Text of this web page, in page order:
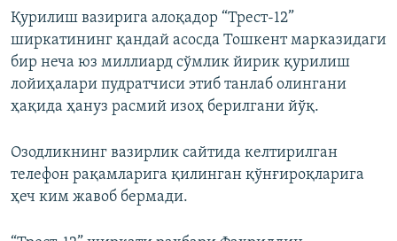
Қурилиш вазирига алоқадор “Трест-12”
ширкатининг қандай асосда Тошкент марказидаги
бир неча юз миллиард сўмлик йирик қурилиш
лойиҳалари пудратчиси этиб танлаб олингани
ҳақида ҳануз расмий изоҳ берилгани йўқ.
Озодликнинг вазирлик сайтида келтирилган
телефон рақамларига қилинган қўнғироқларига
ҳеч ким жавоб бермади.